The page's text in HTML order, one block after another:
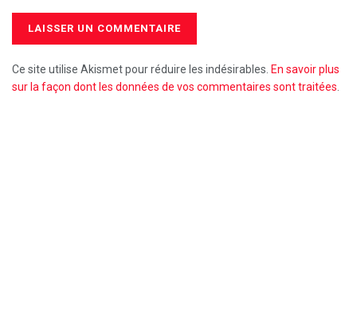
Ce site utilise Akismet pour réduire les indésirables. En savoir plus
sur la façon dont les données de vos commentaires sont traitées.